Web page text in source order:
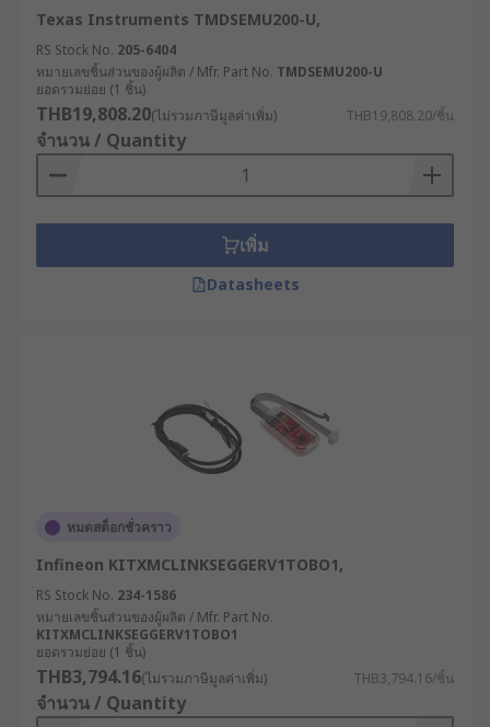
และสะดวก ถือเป็นการรวมฟังก์ชันดีบักเข้ากับบอร์ด
พัฒนาเพื่อให้การทดสอบและดีบักโปรแกรมในระบบฝัง
ตัวเป็นไปได้อย่างรวดเร็ว
ตัวอย่างการใช้งานโพรบดีบัก
และอีมูเลเตอร์ในวงจรใน
อุตสาหกรรม
ด้วยคุณสมบัติเด่นหลายประการ ทำให้สองอุปกรณ์นี้
นิยมนำไปใช้ในหลายอุตสาหกรรมที่ต้องการทดสอบ
อุตสาหกรรมการพัฒนาไมโครคอนโทรลเลอร์ :
ใช้โพรบดีบักเพื่อทดสอบและดีบักโปรแกรม
พัฒนาและทดสอบ
สอบการทำงานของระบบและป้องกันข้อผิดพลาด
ที่อาจเกิดขึ้นในกระบวนการผลิตอุปกรณ์ เช่น
เครื่องมือทางการแพทย์ และอุปกรณ์
อิเล็กทรอนิกส์
อุตสาหกรรมการพัฒนาระบบอัตโนมัติ
(Automation Systems) : ใช้อีมูเลเตอร์เพื่อ
Texas Instruments TMDSEMU200-U,
RS Stock No. 205-6404
หมายเลขชิ้นส่วนของผู้ผลิต / Mfr. Part No. TMDSEMU200-U
ยอดรวมย่อย (1 ชิ้น)
THB19,808.20(ไม่รวมภาษีมูลค่าเพิ่ม) THB19,808.20/ชิ้น
จำนวน / Quantity
เพิ่ม
Datasheets
หมดสต็อกชั่วคราว
Infineon KITXMCLINKSEGGERV1TOBO1,
RS Stock No. 234-1586
หมายเลขชิ้นส่วนของผู้ผลิต / Mfr. Part No.
KITXMCLINKSEGGERV1TOBO1
ยอดรวมย่อย (1 ชิ้น)
THB3,794.16(ไม่รวมภาษีมูลค่าเพิ่ม) THB3,794.16/ชิ้น
จำนวน / Quantity